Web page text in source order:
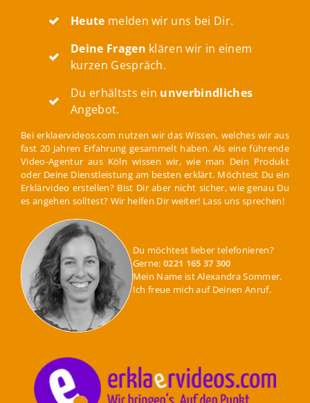
Heute melden wir uns bei Dir.
Deine Fragen klären wir in einem
kurzen Gespräch.
Du erhältsts ein unverbindliches
Angebot.
Bei erklaervideos.com nutzen wir das Wissen, welches wir aus
fast 20 Jahren Erfahrung gesammelt haben. Als eine führende
Video-Agentur aus Köln wissen wir, wie man Dein Produkt
oder Deine Dienstleistung am besten erklärt. Möchtest Du ein
Erklärvideo erstellen? Bist Dir aber nicht sicher, wie genau Du
es angehen solltest? Wir helfen Dir weiter! Lass uns sprechen!
Du möchtest lieber telefonieren?
Gerne: 0221 165 37 300
Mein Name ist Alexandra Sommer.
Ich freue mich auf Deinen Anruf.